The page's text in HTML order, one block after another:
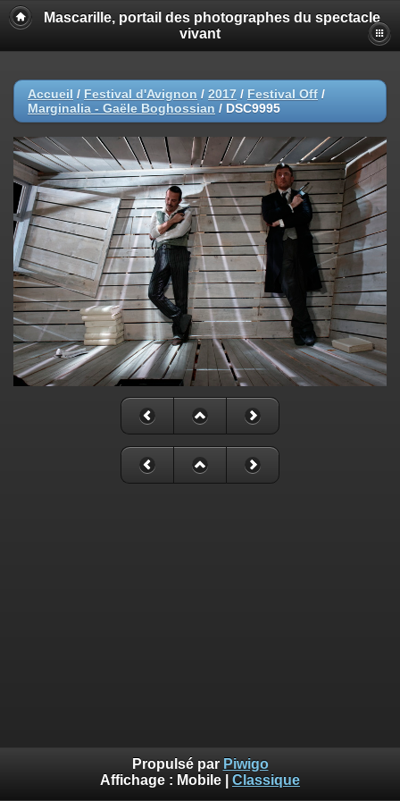
Mascarille, portail des photographes du spectacle
vivant
Accueil / Festival d'Avignon / 2017 / Festival Off /
Marginalia - Gaële Boghossian / DSC9995
Propulsé par Piwigo
Affichage : Mobile Classique